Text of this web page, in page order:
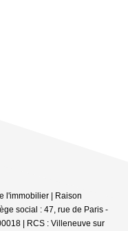
l'immobilier | Raison
social : 47, rue de Paris -
| RCS : Villeneuve sur